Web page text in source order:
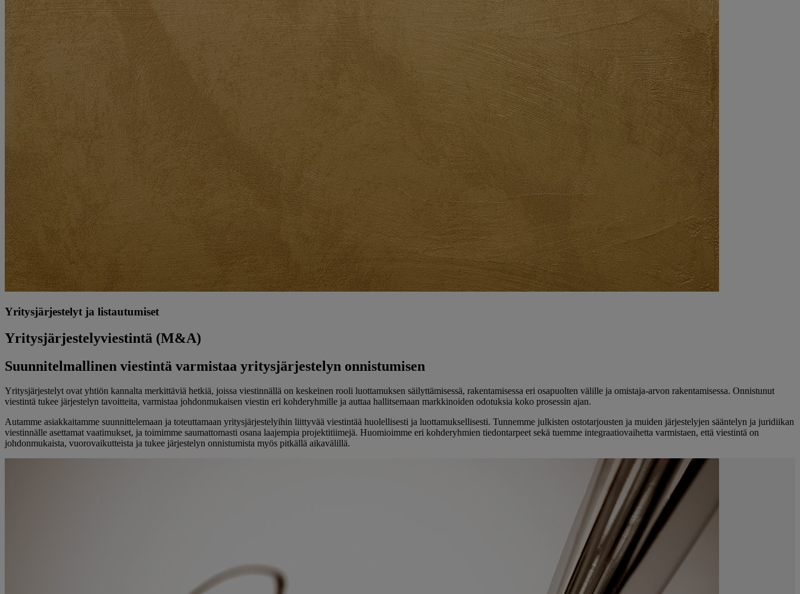
Yritysjärjestelyt ja listautumiset
Yritysjärjestely­viestintä (M&A)
Suunnitelmallinen viestintä varmistaa yritysjärjestelyn onnistumisen
Yritysjärjestelyt ovat yhtiön kannalta merkittäviä hetkiä, joissa viestinnällä on keskeinen rooli luottamuksen säilyttämisessä, rakentamisessa eri osapuolten välille ja omistaja-arvon rakentamisessa. Onnistunut
viestintä tukee järjestelyn tavoitteita, varmistaa johdonmukaisen viestin eri kohderyhmille ja auttaa hallitsemaan markkinoiden odotuksia koko prosessin ajan.
Autamme asiakkaitamme suunnittelemaan ja toteuttamaan yritysjärjestelyihin liittyvää viestintää huolellisesti ja luottamuksellisesti. Tunnemme julkisten ostotarjousten ja muiden järjestelyjen sääntelyn ja juridiikan
viestinnälle asettamat vaatimukset, ja toimimme saumattomasti osana laajempia projektitiimejä. Huomioimme eri kohderyhmien tiedontarpeet sekä tuemme integraatiovaihetta varmistaen, että viestintä on
johdonmukaista, vuorovaikutteista ja tukee järjestelyn onnistumista myös pitkällä aikavälillä.